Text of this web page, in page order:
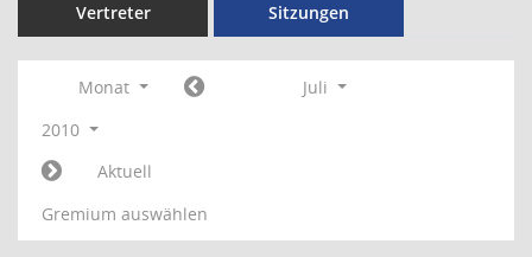
Vertreter Sitzungen
Monat
Juli
2010
Aktuell
Gremium auswählen